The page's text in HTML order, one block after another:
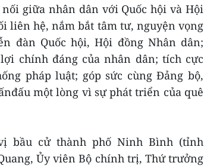
giữa nhân dân với Quốc hội và Hội
liên hệ, nắm bắt tâm tư, nguyện vọng
đàn Quốc hội, Hội đồng Nhân dân;
chính đáng của nhân dân; tích cực
pháp luật; góp sức cùng Đảng bộ,
một lòng vì sự phát triển của quê
bầu cử thành phố Ninh Bình (tỉnh
Ủy viên Bộ chính trị, Thứ trưởng